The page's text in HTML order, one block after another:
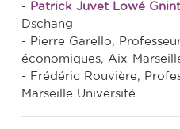
- Patrick Juvet Lowé
Dschang
- Pierre Garello,
économiques, Aix-
- Frédéric Rouvière,
Marseille Université